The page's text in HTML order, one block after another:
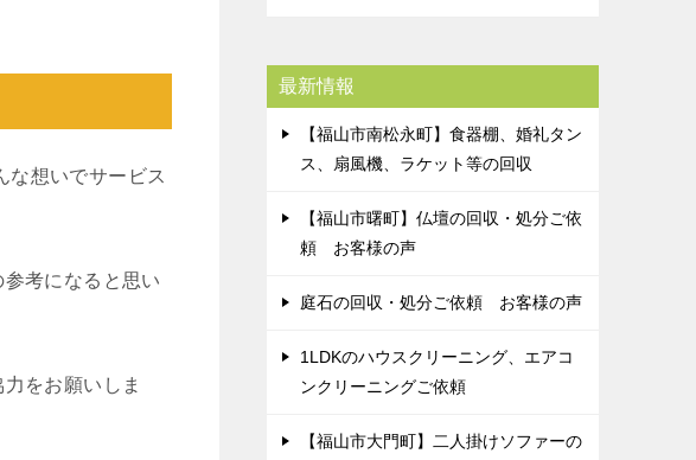
な想いでサービス
考になると思い
をお願いしま
最新情報
【福山市南松永町】食器棚、婚礼タン
ス、扇風機、ラケット等の回収
【福山市曙町】仏壇の回収・処分ご依
頼 お客様の声
庭石の回収・処分ご依頼 お客様の声
1LDKのハウスクリーニング、エアコ
ンクリーニングご依頼
【福山市大門町】二人掛けソファーの